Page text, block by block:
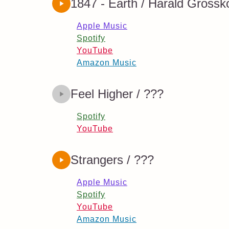
1847 - Earth / Harald
Apple Music
Spotify
YouTube
Amazon Music
Feel Higher / ???
Spotify
YouTube
Strangers / ???
Apple Music
Spotify
YouTube
Amazon Music